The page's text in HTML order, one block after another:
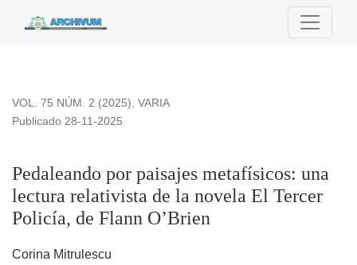
Pedaleando por paisajes metafísicos: una lectura relativista
VOL. 75 NÚM. 2 (2025), VARIA
Pedaleando por paisajes metafísicos: una
lectura relativista de la novela El Tercer
Policía, de Flann O’Brien
Publicado 28-11-2025
Corina Mitrulescu